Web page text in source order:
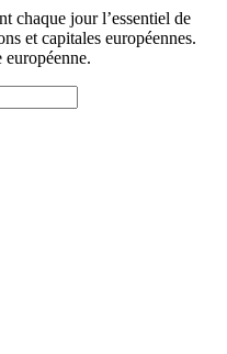
chaque jour l’essentiel de
et capitales européennes.